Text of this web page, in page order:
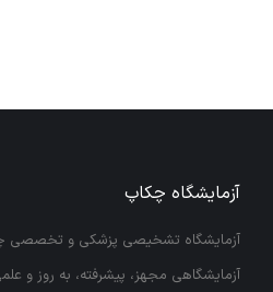
آزمایشگاه چکاپ
آزمایشگاهی مجهز، پیشرفته، به روز و